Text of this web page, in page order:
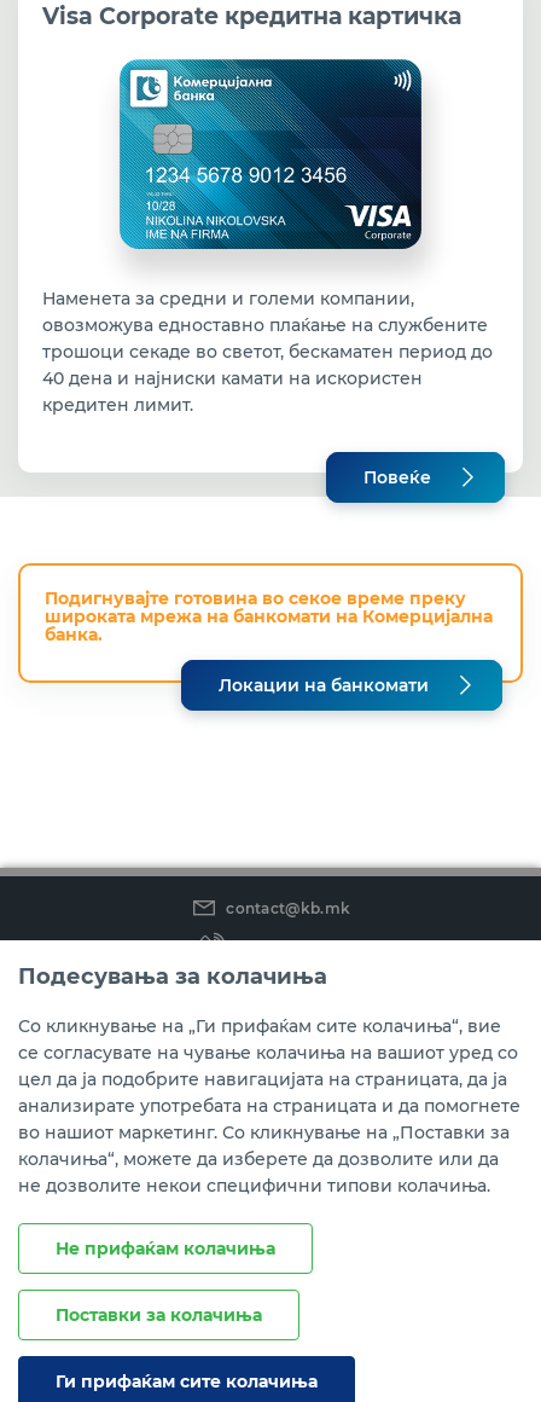
Visa Corporate кредитна картичка
Наменета за средни и големи компании,
овозможува едноставно плаќање на службените
трошоци секаде во светот, бескаматен период до
40 дена и најниски камати на искористен
кредитен лимит.
Повеќе
Подигнувајте готовина во секое време преку
широката мрежа на банкомати на Комерцијална
банка.
Локации на банкомати
contact@kb.mk
(02) 3 296 800
Instagram
LinkedIn
Youtube
Преземете ја мобилната апликација мБанкаКо.
Политика за колачиња
Подесувања за колачиња
Со кликнување на „Ги прифаќам сите колачиња“, вие
се согласувате на чување колачиња на вашиот уред со
цел да ја подобрите навигацијата на страницата, да ја
анализирате употребата на страницата и да помогнете
во нашиот маркетинг. Со кликнување на „Поставки за
колачиња“, можете да изберете да дозволите или да
не дозволите некои специфични типови колачиња.
Не прифаќам колачиња
Поставки за колачиња
Ги прифаќам сите колачиња